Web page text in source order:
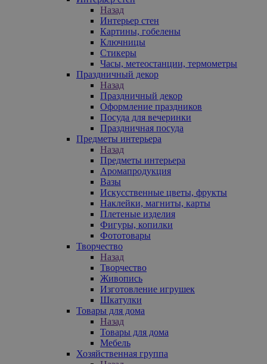
Назад
Интерьер стен
Картины, гобелены
Ключницы
Стикеры
Часы, метеостанции, термометры
Праздничный декор
Назад
Праздничный декор
Оформление праздников
Посуда для вечеринки
Праздничная посуда
Предметы интерьера
Назад
Предметы интерьера
Аромапродукция
Вазы
Искусственные цветы, фрукты
Наклейки, магниты, карты
Плетеные изделия
Фигуры, копилки
Фототовары
Творчество
Назад
Творчество
Живопись
Изготовление игрушек
Шкатулки
Товары для дома
Назад
Товары для дома
Мебель
Хозяйственная группа